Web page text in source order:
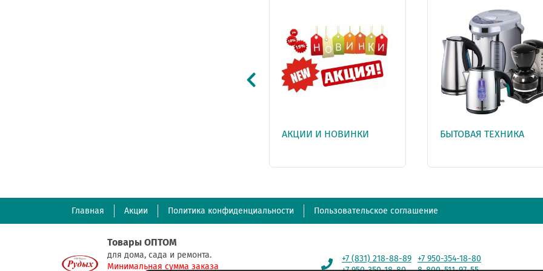
АКЦИИ И НОВИНКИ БЫТОВАЯ ТЕХНИКА
Главная Акции Политика конфиденциальности Пользовательское соглашение
Товары ОПТОМ
для дома, сада и ремонта.
Минимальная сумма заказа
+7 (831) 218-88-89 +7 950-354-18-80